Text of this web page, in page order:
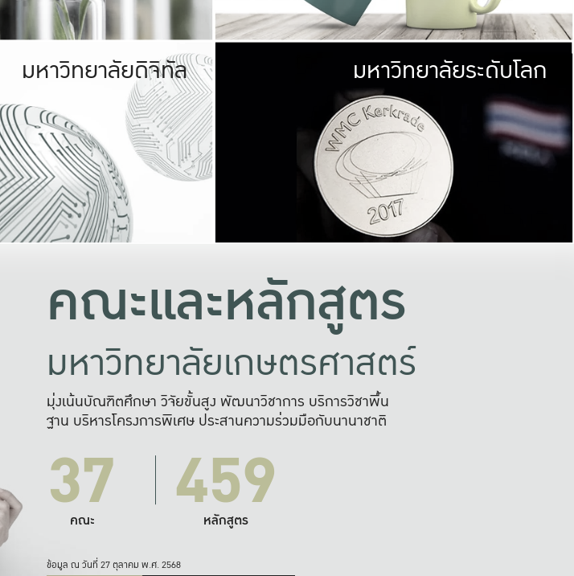
มหาวิทยาลัยรับผิดชอบต่อสังคม
ร่วมมือกับชุมชน เพื่อความกินดีอยู่ดี
และความสุขอย่างยั่งยืน
มองปัญหาในภาพกว้าง
แก้ไขจากปัญหาจุดเล็กๆ
มหาวิทยาลัยดิจิทัล มหาวิทยา
พร้อมที่จ
และผลักดันในการใช้ระบบส
เพื่อการทำงานแ
มหาวิทยาลัยระดับโลก
คณะและหลักสูตร
มหาวิทยาลัยเกษตรศาสตร์
มุ่งเน้นบัณฑิตศึกษา วิจัยขั้นสูง พัฒนาวิชาการ บริการวิชาพื้น
ฐาน บริหารโครงการพิเศษ ประสานความร่วมมือกับนานาชาติ
37
คณะ 459
หลักสูตร
ข้อมูล ณ วันที่ 27 ตุลาคม พ.ศ. 2568